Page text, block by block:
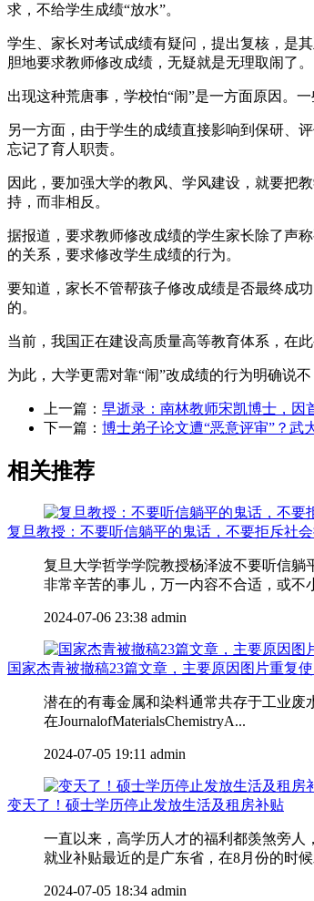
求，不给学生成绩“放水”。
学生、家长对考试成绩有疑问，提出复核，是
胆地要求教师修改成绩，无疑就是无理取闹了。
出现这种荒唐事，学校怕“闹”是一方面原因。
另一方面，由于学生的成绩直接影响到保研、
忘记了育人职责。
因此，要加强大学的教风、学风建设，就要把
持，而非相反。
据报道，要求教师修改成绩的学生家长除了声
的关系，要求修改学生成绩的行为。
要知道，家长不管帮孩子修改成绩是否最终成
的。
当前，我国正在建设高质量高等教育体系，在
为此，大学更需对靠“闹”改成绩的行为明确说
上一篇： 早逝录：南林教师宋凯博士，因
下一篇： 博士弟子论文遭“恶意评审”？武
相关推荐
复旦教授：不要听信躺平的鬼话，不要拒斥社
复旦大学哲学学院教授杨泽波不要听信
非常辛苦的事儿，万一内容不合适，或不
2024-07-06 23:38 admin
国家杰青被撤稿23篇文章，主要原因图片重复
潜在的有毒金属和染料通常共存于工业废
在JournalofMaterialsChemistryA...
2024-07-05 19:11 admin
变天了！硕士学历停止发放生活及租房补贴
一直以来，高学历人才的福利都羡煞旁人
就业补贴最近的是广东省，在8月份的时
2024-07-05 18:34 admin